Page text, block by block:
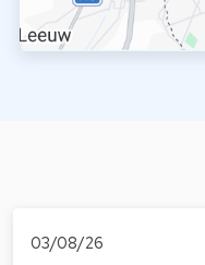
03/08/26